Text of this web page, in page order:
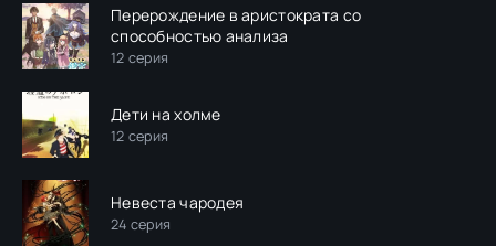
Перерождение в аристократа со
способностью анализа
12 серия
Дети на холме
12 серия
Невеста чародея
24 серия